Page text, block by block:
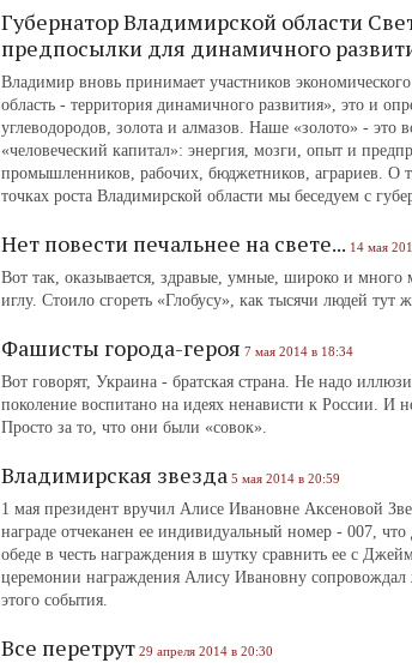
Губернатор Владимирской области
предпосылки для динамичного
Владимир вновь принимает участников
область ‑ территория динамичного развития», это и
углеводородов, золота и алмазов. Наше «золото» - это
«человеческий капитал»: энергия, мозги, опыт и
промышленников, рабочих, бюджетников, аграриев.
точках роста Владимирской области мы беседуем с
Нет повести печальнее на свете... 14 мая
Вот так, оказывается, здравые, умные, широко и
иглу. Стоило сгореть «Глобусу», как тысячи людей
Фашисты города-героя 7 мая 2014 в 18:34
Вот говорят, Украина ‑ братская страна. Не надо
поколение воспитано на идеях ненависти к России. И
Просто за то, что они были «совок».
Владимирская звезда 5 мая 2014 в 20:59
1 мая президент вручил Алисе Ивановне Аксеновой
награде отчеканен ее индивидуальный номер ‑ 007,
обеде в честь награждения в шутку сравнить ее с
церемонии награждения Алису Ивановну
этого события.
Все перетрут 29 апреля 2014 в 20:30